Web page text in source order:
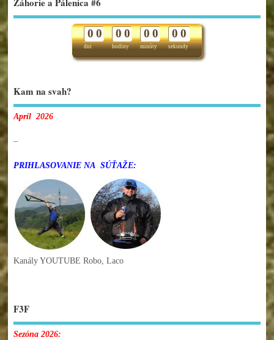
dni
0 0
hodiny
0 0
minúty
0 0
sekundy
0 0
Kam na svah?
Apríl 2026
–
PRIHLASOVANIE NA SÚŤAŽE:
Kanály YOUTUBE Robo, Laco
F3F
Sezóna 2026: